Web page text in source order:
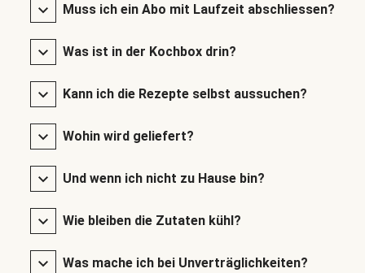
Muss ich ein Abo mit Laufzeit abschliessen?
Was ist in der Kochbox drin?
Kann ich die Rezepte selbst aussuchen?
Wohin wird geliefert?
Und wenn ich nicht zu Hause bin?
Wie bleiben die Zutaten kühl?
Was mache ich bei Unverträglichkeiten?